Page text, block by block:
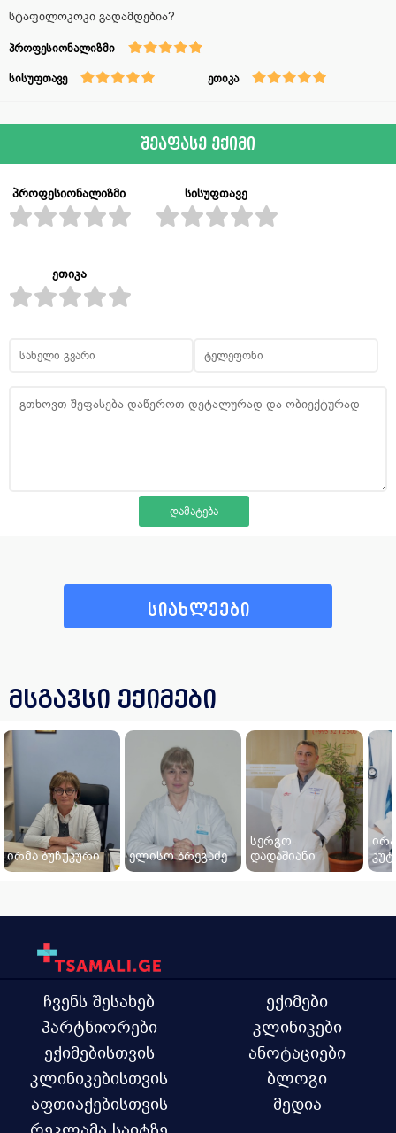
სტაფილოკოკი გადამდებია?
პროფესიონალიზმი
სისუფთავე ეთიკა
შეაფასე ექიმი
პროფესიონალიზმი სისუფთავე
ეთიკა
სიახლეები
მსგავსი ექიმები
ირმა ბუჩუკური ელისო ბრეგაძე
სერგო
დადაშიანი
ჩვენს შესახებ
პარტნიორები
ექიმებისთვის
კლინიკებისთვის
აფთიაქებისთვის
ექიმები
კლინიკები
ანოტაციები
ბლოგი
მედია